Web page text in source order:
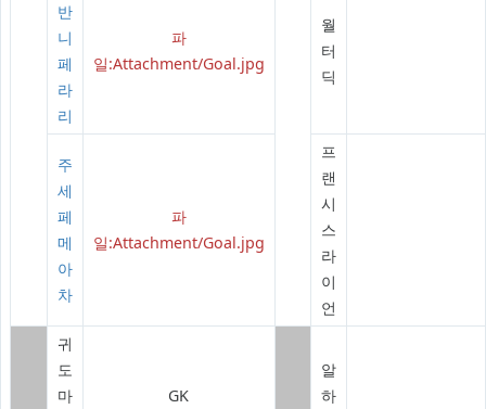
반
니
페
라
리
파
일:Attachment/Goal.jpg
월
터
딕
주
세
페
메
아
차
파
일:Attachment/Goal.jpg
프
랜
시
스
라
이
언
귀
도
마
GK
알
하